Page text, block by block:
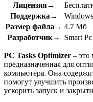
Лицензия→
Поддержка→
Размер файла→ 4.7 Мб
Разработчик→
Smart
PC Tasks Optimizer – это
предназначенная для
компьютера. Она
помогут улучшить
ускорить запуск и